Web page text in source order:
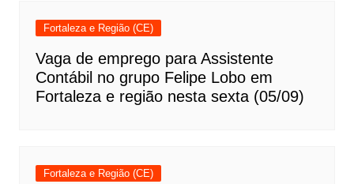
Fortaleza e Região (CE)
Vaga de emprego para Assistente
Contábil no grupo Felipe Lobo em
Fortaleza e região nesta sexta (05/09)
Fortaleza e Região (CE)